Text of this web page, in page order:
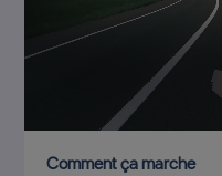
Comment ça marche